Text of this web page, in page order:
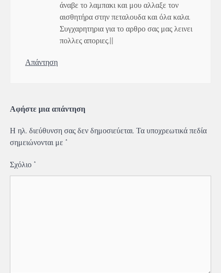
άναβε το λαμπακι και μου αλλαξε τον
αισθητήρα στην πεταλουδα και όλα καλα.
Συγχαρητηρια για το αρθρο σας μας λεινει
πολλες αποριες.||
Απάντηση
Αφήστε μια απάντηση
Η ηλ. διεύθυνση σας δεν δημοσιεύεται. Τα υποχρεωτικά πεδία
σημειώνονται με *
Σχόλιο *